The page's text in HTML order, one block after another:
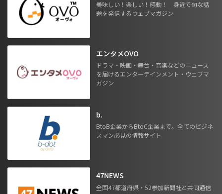
美味しい！楽しい！感動！ 身近で旬な話
題を発信するウェブマガジン
エンタメOVO
ドラマ・映画・舞台・音楽などのニュース
を届けるエンターテインメント・ウェブマ
ガジン
b.
BtoB企業からBtoC企業まで。全てのビジネ
スマン必見の情報サイト
47NEWS
全国47都道府県・52参加新聞社と共同通信